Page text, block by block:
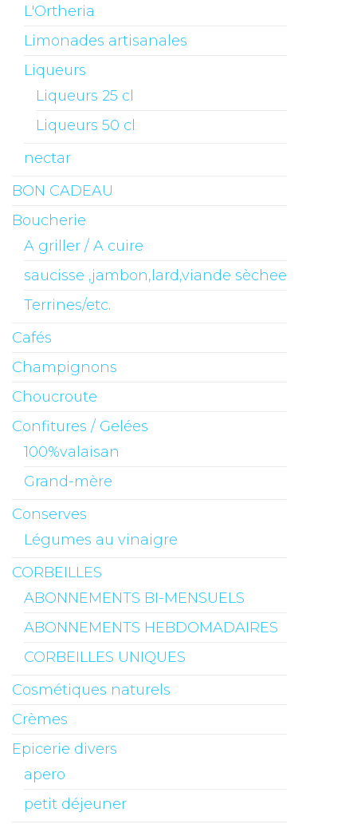
L'Ortheria
Limonades artisanales
Liqueurs
Liqueurs 25 cl
Liqueurs 50 cl
nectar
BON CADEAU
Boucherie
A griller / A cuire
saucisse ,jambon,lard,viande sèchee
Terrines/etc.
Cafés
Champignons
Choucroute
Confitures / Gelées
100%valaisan
Grand-mère
Conserves
Légumes au vinaigre
CORBEILLES
ABONNEMENTS BI-MENSUELS
ABONNEMENTS HEBDOMADAIRES
CORBEILLES UNIQUES
Cosmétiques naturels
Crèmes
Epicerie divers
apero
petit déjeuner